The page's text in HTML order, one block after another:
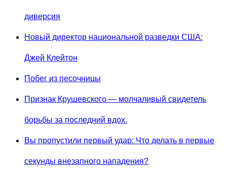
диверсия
Новый директор национальной разведки США:
Джей Клейтон
Побег из песочницы
Признак Крушевского — молчаливый свидетель
борьбы за последний вдох.
Вы пропустили первый удар: Что делать в первые
секунды внезапного нападения?